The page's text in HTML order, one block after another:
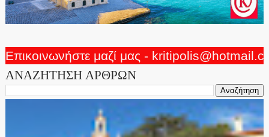
Επικοινωνήστε μαζί μας -
ΑΝΑΖΗΤΗΣΗ ΑΡΘΡΩΝ